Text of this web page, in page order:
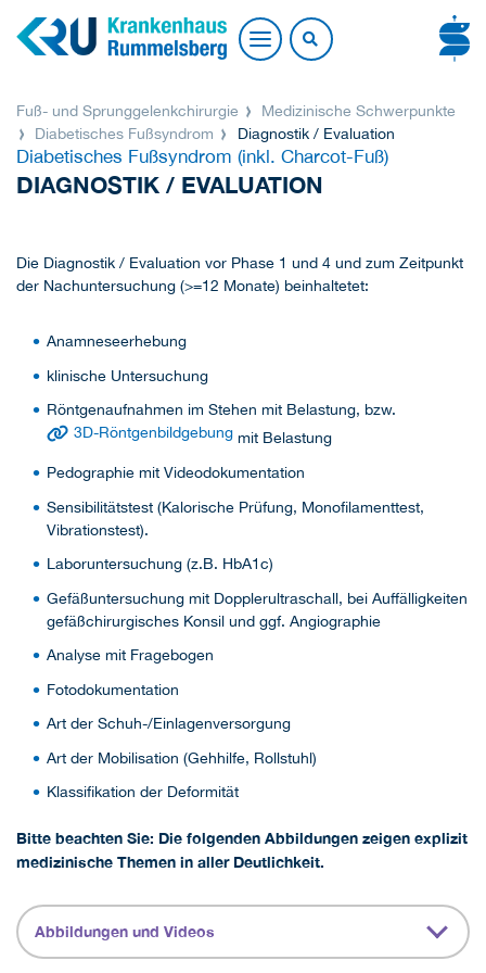
Fuß- und Sprunggelenkchirurgie
Medizinische Schwerpunkte
Diabetisches Fußsyndrom
Diagnostik / Evaluation
Diabetisches Fußsyndrom (inkl. Charcot-Fuß)
DIAGNOSTIK / EVALUATION
Die Diagnostik / Evaluation vor Phase 1 und 4 und zum Zeitpunkt
der Nachuntersuchung (>=12 Monate) beinhaltetet:
Anamneseerhebung
klinische Untersuchung
Röntgenaufnahmen im Stehen mit Belastung, bzw.
3D-Röntgenbildgebung mit Belastung
Pedographie mit Videodokumentation
Sensibilitätstest (Kalorische Prüfung, Monofilamenttest,
Vibrationstest).
Laboruntersuchung (z.B. HbA1c)
Gefäßuntersuchung mit Dopplerultraschall, bei Auffälligkeiten
gefäßchirurgisches Konsil und ggf. Angiographie
Analyse mit Fragebogen
Fotodokumentation
Art der Schuh-/Einlagenversorgung
Art der Mobilisation (Gehhilfe, Rollstuhl)
Klassifikation der Deformität
Bitte beachten Sie: Die folgenden Abbildungen zeigen explizit
medizinische Themen in aller Deutlichkeit.
Abbildungen und Videos